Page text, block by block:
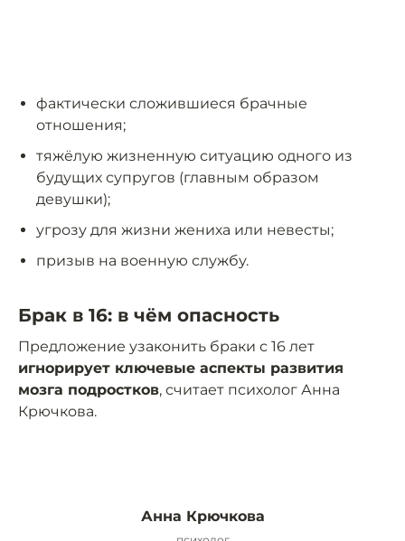
фактически сложившиеся брачные
отношения;
тяжёлую жизненную ситуацию одного из
будущих супругов (главным образом
девушки);
угрозу для жизни жениха или невесты;
призыв на военную службу.
Брак в 16: в чём опасность
Предложение узаконить браки с 16 лет
игнорирует ключевые аспекты развития
мозга подростков, считает психолог Анна
Крючкова.
Анна Крючкова